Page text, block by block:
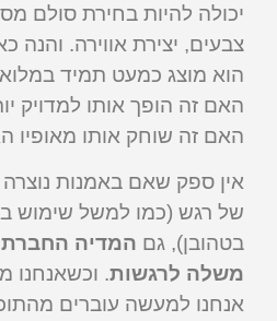
יכולה להיות בחירת סולם
צבעים, יצירת אווירה. והנה
הוא מוצג כמעט תמיד
האם זה הופך אותו למדויק
האם זה שוחק אותו מאופיו
אין ספק שאם באמנות
של רגש (כמו למשל שימוש
בטהובן), גם המדיה
משלה לרגשות. וכשאנחנו
אנחנו למעשה עוברים